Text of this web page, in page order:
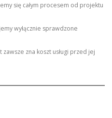
się całym procesem od projektu
wyłącznie sprawdzone
zawsze zna koszt usługi przed jej